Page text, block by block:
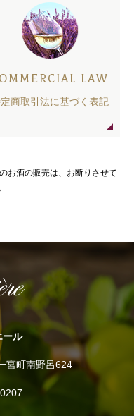
LAW
商取引法に基づく表記
お酒の販売は、お断りさせて
ール
宮町南野呂624